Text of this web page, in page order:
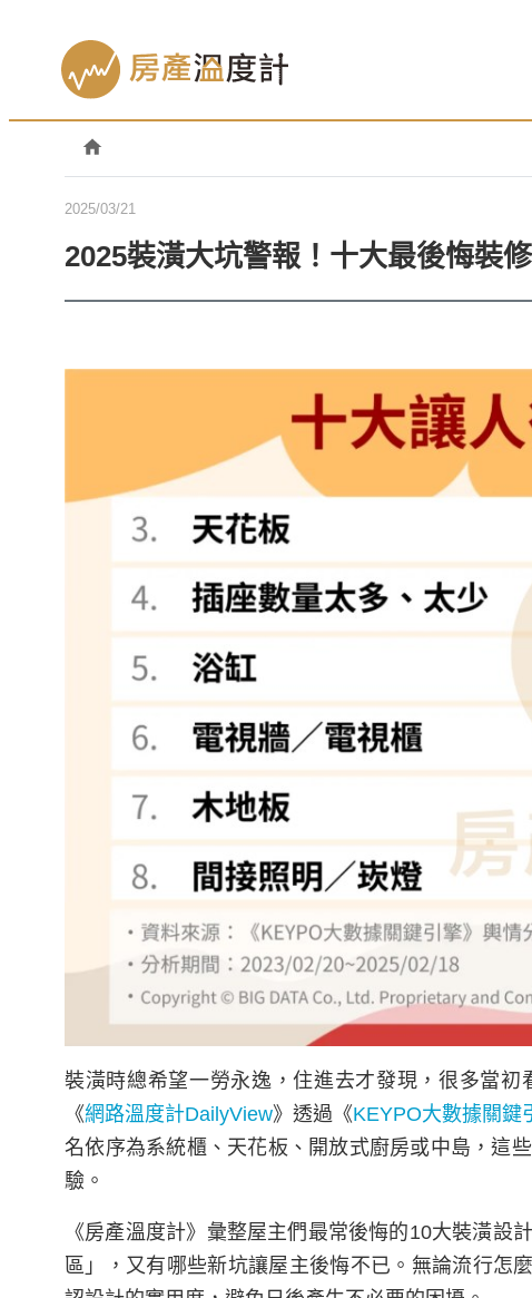
2025/03/21
2025裝潢大坑警報！十大最後悔裝
裝潢時總希望一勞永逸，住進去才發現，很多當
《網路溫度計DailyView》透過《KEYPO大數據關鍵
名依序為系統櫃、天花板、開放式廚房或中島，這
驗。
《房產溫度計》彙整屋主們最常後悔的10大裝潢設
區」，又有哪些新坑讓屋主後悔不已。無論流行怎